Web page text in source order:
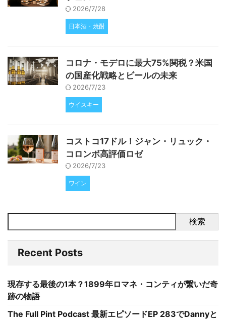
2026/7/28
日本酒・焼酎
コロナ・モデロに最大75%関税？米国
の国産化戦略とビールの未来
2026/7/23
ウイスキー
コストコ17ドル！ジャン・リュック・
コロンボ高評価ロゼ
2026/7/23
ワイン
検索
Recent Posts
現存する最後の1本？1899年ロマネ・コンティが繋いだ奇
跡の物語
The Full Pint Podcast 最新エピソードEP 283でDannyと